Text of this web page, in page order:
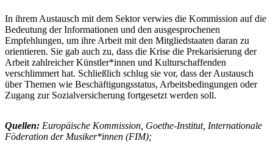
In ihrem Austausch mit dem Sektor verwies die Kommission auf die
Bedeutung der Informationen und den ausgesprochenen
Empfehlungen, um ihre Arbeit mit den Mitgliedstaaten daran zu
orientieren. Sie gab auch zu, dass die Krise die Prekarisierung der
Arbeit zahlreicher Künstler*innen und Kulturschaffenden
verschlimmert hat. Schließlich schlug sie vor, dass der Austausch
über Themen wie Beschäftigungsstatus, Arbeitsbedingungen oder
Zugang zur Sozialversicherung fortgesetzt werden soll.
Quellen: Europäische Kommission, Goethe-Institut, Internationale
Föderation der Musiker*innen (FIM);